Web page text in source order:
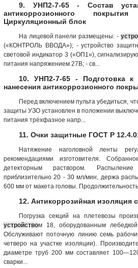
9. УНП2-7-65 - Состав
антикоррозионного
Циркуляционный блок
На лицевой панели размещены: -
(«КОНТРОЛЬ ВВОДА»); - устройство
световой индикатор 3 («ОП1»),
питания напряжением 27В; - св...
10. УНП2-7-65 - Подготовка к
нанесения антикоррозионного
Перед включением пульта убедиться,
защиты УЗО установлен в положении
питания трёхфазное напр...
11. Очки защитные ГОСТ Р
Натяжение наголовной ленты
рекомендациями изготовителя.
детекторным раствором.
приблизительно 20 - 30 мл/мин, держа
600 мм от макета головы.
12. Антикоррозийная изоляция
Погрузка секций на плетевозы
устройством 18, оборудованным
Обслуживают поточную линию семь
четверо на участке изоляции).
диаметре труб 200 мм составляет
сварки...